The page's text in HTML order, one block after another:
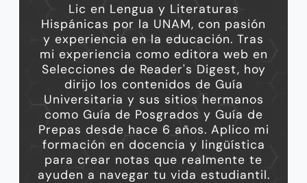
Lic en Lengua y Literaturas
Hispánicas por la UNAM, con pasión
y experiencia en la educación. Tras
mi experiencia como editora web en
Selecciones de Reader's Digest, hoy
dirijo los contenidos de Guía
Universitaria y sus sitios hermanos
como Guía de Posgrados y Guía de
Prepas desde hace 6 años. Aplico mi
formación en docencia y lingüística
para crear notas que realmente te
ayuden a navegar tu vida estudiantil.